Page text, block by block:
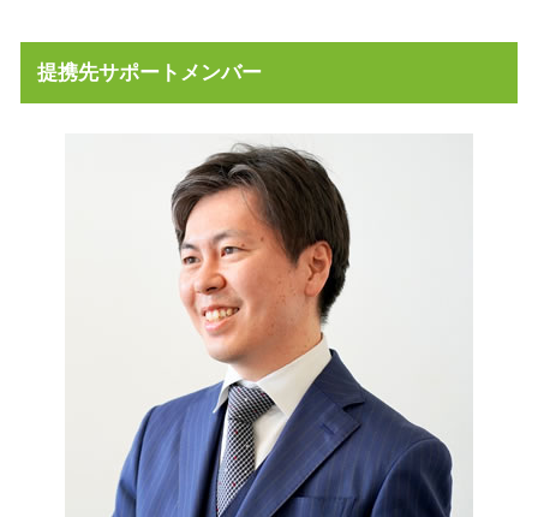
提携先サポートメンバー